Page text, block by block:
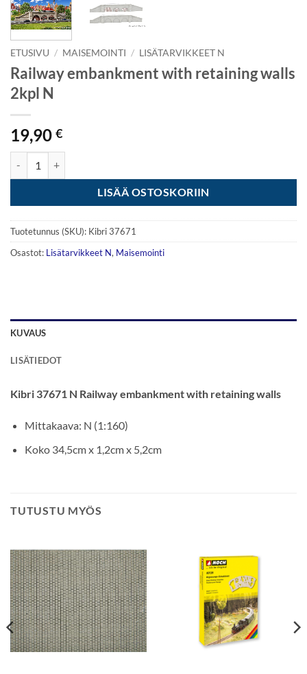
ETUSIVU / MAISEMOINTI / LISÄTARVIKKEET N
Railway embankment with retaining walls
2kpl N
19,90 €
LISÄÄ OSTOSKORIIN
Tuotetunnus (SKU): Kibri 37671
Osastot: Lisätarvikkeet N, Maisemointi
KUVAUS
LISÄTIEDOT
Kibri 37671 N Railway embankment with retaining walls
Mittakaava: N (1:160)
Koko 34,5cm x 1,2cm x 5,2cm
TUTUSTU MYÖS